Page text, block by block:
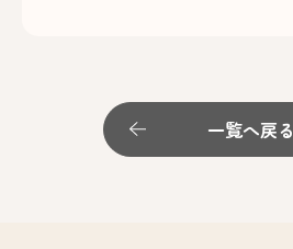
一覧へ戻る